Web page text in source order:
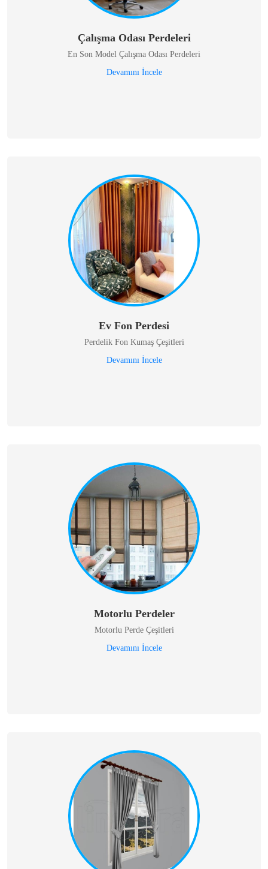
Çalışma Odası Perdeleri
En Son Model Çalışma Odası Perdeleri
Devamını İncele
Ev Fon Perdesi
Perdelik Fon Kumaş Çeşitleri
Devamını İncele
Motorlu Perdeler
Motorlu Perde Çeşitleri
Devamını İncele